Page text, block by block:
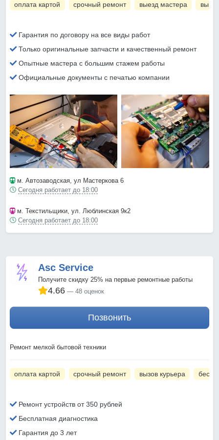
оплата картой срочный ремонт выезд мастера
Гарантия по договору на все виды работ
Только оригинальные запчасти и качественный ремонт
Опытные мастера с большим стажем работы
Официальные документы с печатью компании
м. Автозаводская, ул Мастеркова 6
Сегодня работает до 18:00
м. Текстильщики, ул. Люблинская 9к2
Сегодня работает до 18:00
Asc Service
Получите скидку 25% на первые ремонтные работы
4.66 48 оценок
Позвонить
Ремонт мелкой бытовой техники
оплата картой срочный ремонт вызов курьера
Ремонт устройств от 350 рублей
Бесплатная диагностика
Гарантия до 3 лет